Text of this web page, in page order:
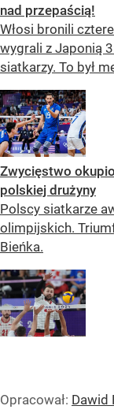
nad przepaścią!
Włosi bronili
wygrali z Japonią
siatkarzy. To był
Zwycięstwo
polskiej drużyny
Polscy siatkarze
olimpijskich.
Bieńka.
Opracował: Dawid